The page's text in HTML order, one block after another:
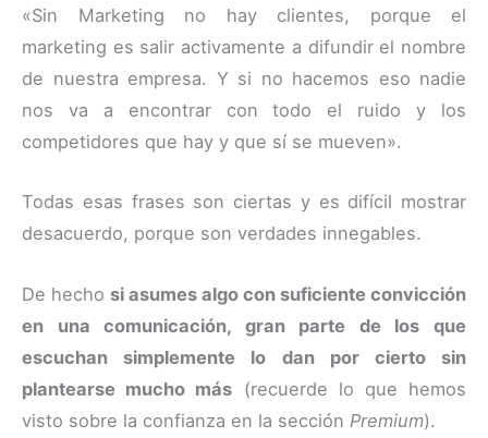
«Sin Marketing no hay clientes, porque el
marketing es salir activamente a difundir el nombre
de nuestra empresa. Y si no hacemos eso nadie
nos va a encontrar con todo el ruido y los
competidores que hay y que sí se mueven».
Todas esas frases son ciertas y es difícil mostrar
desacuerdo, porque son verdades innegables.
De hecho si asumes algo con suficiente convicción
en una comunicación, gran parte de los que
escuchan simplemente lo dan por cierto sin
plantearse mucho más (recuerde lo que hemos
visto sobre la confianza en la sección Premium).